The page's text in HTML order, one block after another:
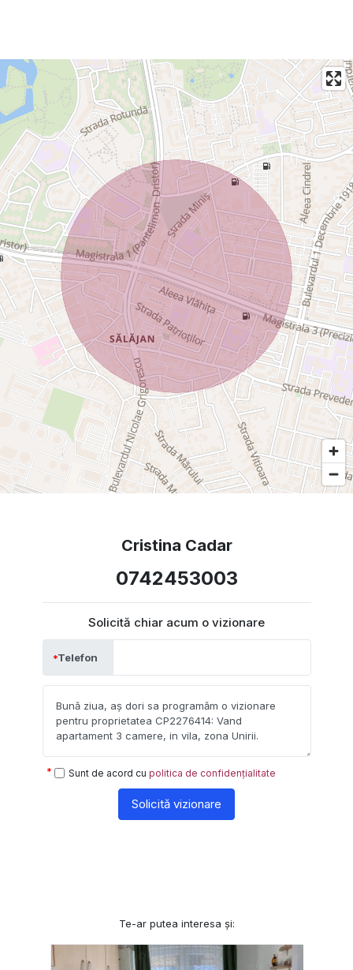
MERITA VZIONAT!
PRET: 79900
Telefon:
Cristina Cadar
0742453003
Solicită chiar acum o vizionare
Telefon
Sunt de acord cu politica de confidențialitate
Solicită vizionare
Te-ar putea interesa și: